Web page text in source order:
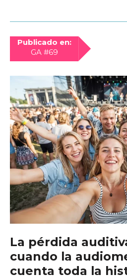
en
verano¿Por
qué
acabamos
cansados
después
de
una
cena
en
una
terraza?
Publicado en:
GA #69
La pérdida
cuando la
cuenta toda la